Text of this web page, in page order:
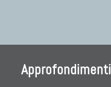
Approfondimenti